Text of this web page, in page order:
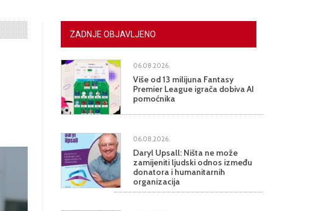
ZADNJE OBJAVLJENO
06.08.2026.
Više od 13 milijuna Fantasy
Premier League igrača dobiva AI
pomoćnika
06.08.2026.
Daryl Upsall: Ništa ne može
zamijeniti ljudski odnos između
donatora i humanitarnih
organizacija